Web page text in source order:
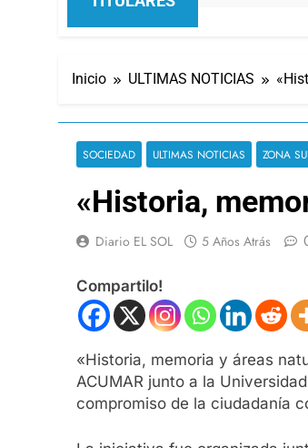
Inicio ULTIMAS NOTICIAS
SOCIEDAD ULTIMAS NOTICIAS ZONA
«Historia,
Diario EL SOL 5 Años Atrás
Compartilo!
«Historia, memoria y áreas
ACUMAR junto a la
compromiso de la ciudadanía